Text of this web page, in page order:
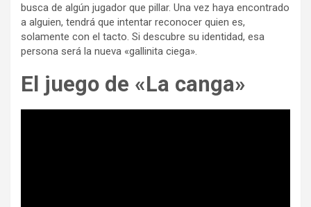
busca de algún jugador que pillar. Una vez haya encontrado
a alguien, tendrá que intentar reconocer quien es,
solamente con el tacto. Si descubre su identidad, esa
persona será la nueva «gallinita ciega».
El juego de «La canga»